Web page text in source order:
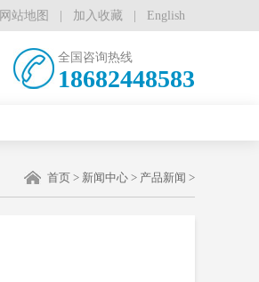
网站地图 加入收藏 English
全国咨询热线
18682448583
首页 > 新闻中心 > 产品新闻 >